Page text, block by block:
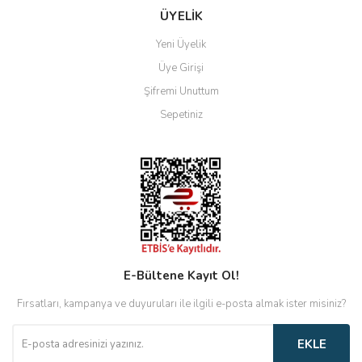
ÜYELİK
Yeni Üyelik
Üye Girişi
Şifremi Unuttum
Sepetiniz
E-Bültene Kayıt Ol!
Fırsatları, kampanya ve duyuruları ile ilgili e-posta almak ister misiniz?
EKLE